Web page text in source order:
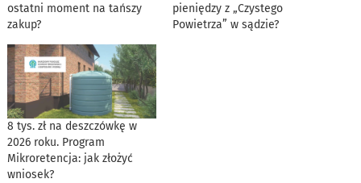
ostatni moment na tańszy
zakup?
pieniędzy z „Czystego
Powietrza” w sądzie?
8 tys. zł na deszczówkę w
2026 roku. Program
Mikroretencja: jak złożyć
wniosek?